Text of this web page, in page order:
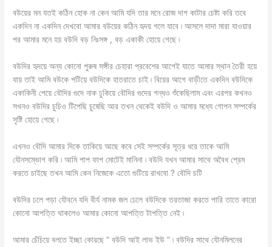
বউয়ের মন যতই কঠিন হোক না কেন আমি যদি তার মনে রোজ দাগ কাটার চেষ্টা করি তবে
একদিন না একদিন দেখবো আমার বউয়ের কঠিন হৃদয় গলে যাবে ৷ আসলে দাদা মারা যাওয়ার
পর আমার মনে হয় বউদি বড় নিঃসঙ্গ , বড় একাকী হোয়ে গেছে ৷
বউদির হৃদয়ে অন্য কোনো পুরুষ সঙ্গীর চেহারা প্রবেশের আগেই যাতে আমার স্থান তৈরী হয়ে
যায় তাই আমি বউকে পটিয়ে বউদিকে হাতরাতে চাই ৷ বিয়ের আগে বাড়ীতে একদিন বউদিকে
একাকিনী পেয়ে বৌদির গুদে নাক ঢুকিয়ে বৌদির গুদের গন্ধও শুঁকেছিলাম এবং এরপর কখনও
সখনও বউদির চুচিও টিপেছি চুষেছি আর তখন থেকেই বউদি ও আমার মধ্যে গোপন সম্পর্কের
সৃষ্টি হোয়ে গেছে ৷
এখনও বৌদি আমার দিকে তাকিয়ে আছে কবে সেই সম্পর্কের সূত্র ধরে তাকে আমি
যৌনসম্ভোগ করি ৷ আমি পাপ ফাপ মোটেই মানিনা ৷ বউদি যখন আমার সাথে অবৈধ প্রেম
করতে চাইছে তখন আমি কেন নিজেকে এতো গুটিয়ে রাখবো ? বৌদি চটি
বউদির ঢলে পড়া যৌবনে যদি বীর্য নামক জল ঢেলে বউদিকে তরতাজা করতে পারি তাতে কারো
কোনো আপত্তি থাকলেও আমার কোনো আপত্তি টাপত্তি নেই ৷
আমার চেঁচিয়ে বলতে ইচ্ছা কোরছে ” বউদি আই লাভ ইউ ” ৷ বউদির সাথে যৌনমিলনের